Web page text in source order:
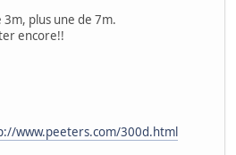
plus une de 7m.
encore!!
www.peeters.com/300d.html